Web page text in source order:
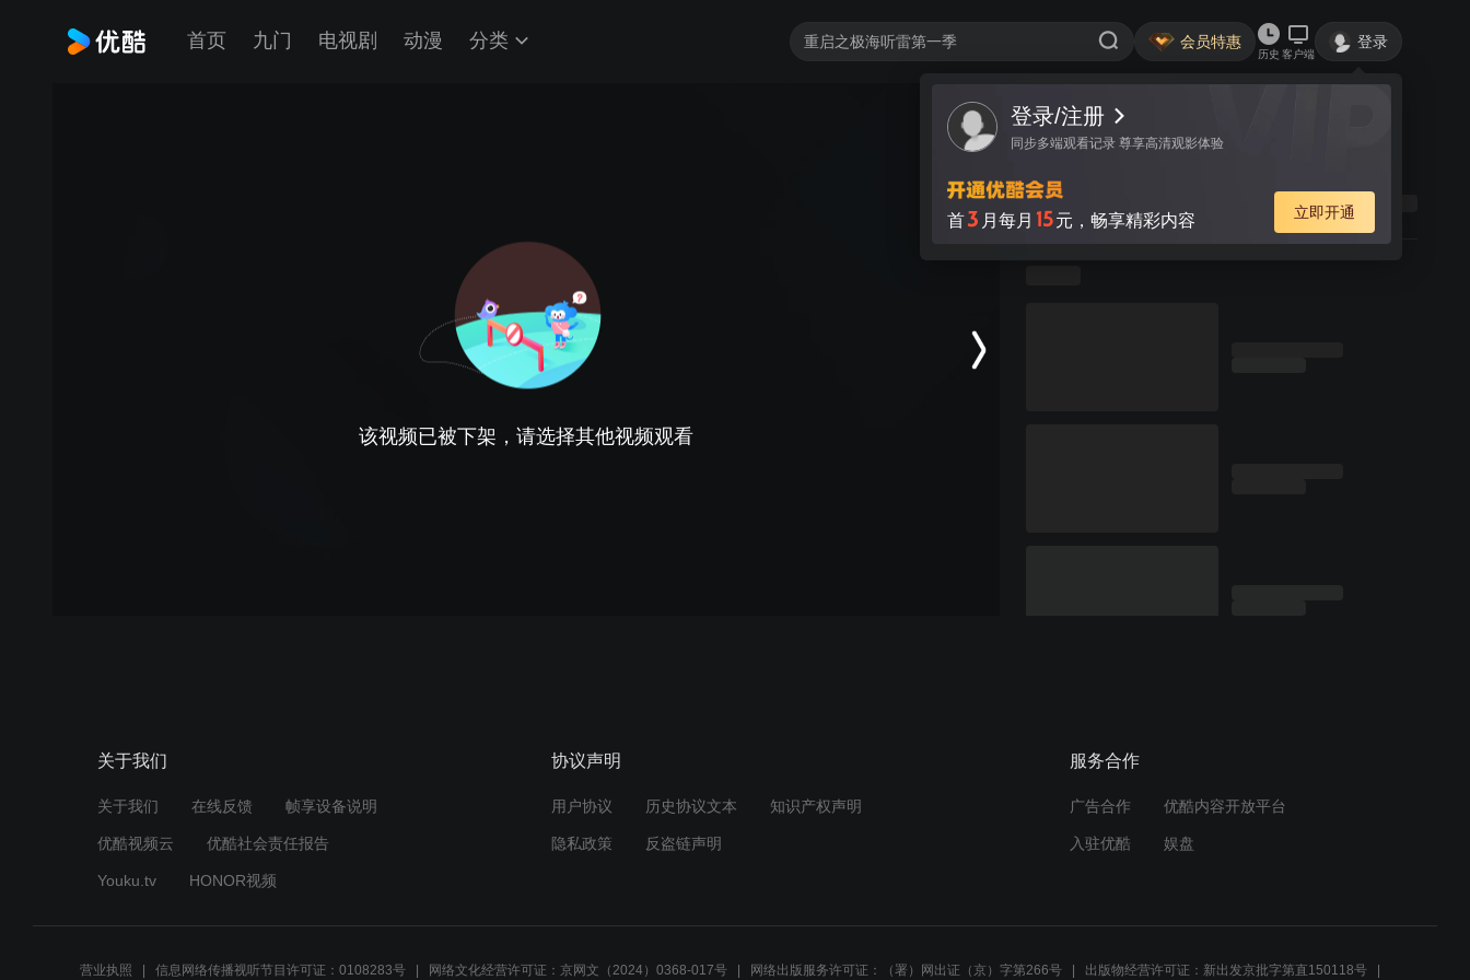
首页 九门 电视剧 动漫 分类 会员特惠
历史 客户端
登录
登录/注册
同步多端观看记录 尊享高清观影体验
首3 月每月 15元，畅享精彩内容 立即开通
该视频已被下架，请选择其他视频观看
关于我们
关于我们 在线反馈 帧享设备说明
优酷视频云 优酷社会责任报告
Youku.tv HONOR视频
协议声明
用户协议 历史协议文本 知识产权声明
隐私政策 反盗链声明
服务合作
广告合作 优酷内容开放平台
入驻优酷 娱盘
营业执照 信息网络传播视听节目许可证：0108283号 网络文化经营许可证：京网文（2024）0368-017号 网络出版服务许可证：（署）网出证（京）字第266号 出版物经营许可证：新出发京批字第直150118号